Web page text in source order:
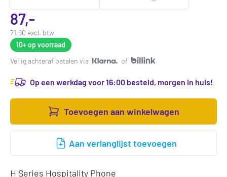
87,-
71,90 excl. btw
10+op voorraad
Veilig achteraf betalen via
of
Op een werkdag voor 16:00 besteld, morgen in huis!
Toevoegen aan winkelwagen
Aan verlanglijst toevoegen
H Series Hospitality Phone